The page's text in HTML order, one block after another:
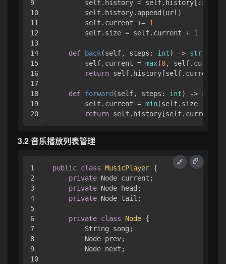
9
10
11
12
13
14
15
16
17
18
19
self.history =
        self.history.append(url)
        self.current +=
1
        self.size = self.current +
1
def back(self, steps: int) -> str
        self.current =
max(0, self.current
return self.history[self.current]
def forward (self, steps: int) -> str
        self.current =
min(self.size -
return
3.2 音乐播放列表管理
1
2
3
4
5
6
7
8
9
10
public class MusicPlayer {
private Node current;
private Node head;
private Node tail;
private class Node {
        String song;
        Node prev;
        Node next;